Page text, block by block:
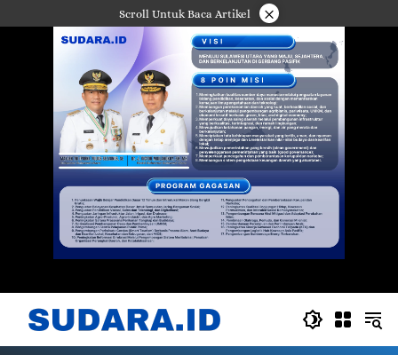
ke
Scroll Untuk Baca Artikel ×